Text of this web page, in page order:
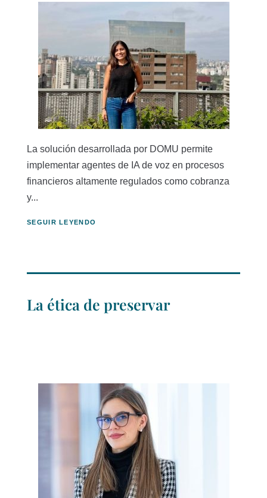
La solución desarrollada por DOMU permite
implementar agentes de IA de voz en procesos
financieros altamente regulados como cobranza
y...
SEGUIR LEYENDO
La ética de preservar